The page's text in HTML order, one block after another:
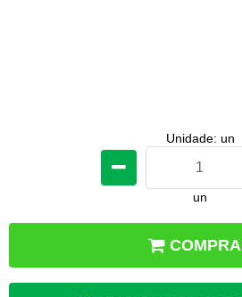
Unidade: un
un